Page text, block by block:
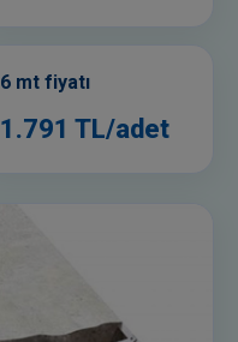
6 mt fiyatı
1.791 TL/adet